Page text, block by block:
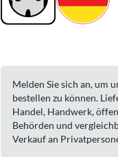
Melden Sie sich an, um
bestellen zu können.
Handel, Handwerk,
Behörden und
Verkauf an